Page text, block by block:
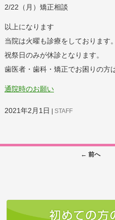
2/22（月）矯正相談
以上になります
当院は火曜も診療をしております。
祝祭日のみが休診となります。
歯医者・歯科・矯正でお困りの方
通院時のお願い
2021年2月1日 STAFF
← 前へ